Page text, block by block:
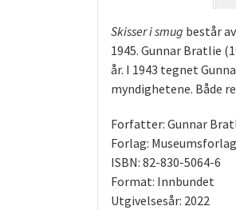
Skisser i smug består
1945. Gunnar Bratlie
år. I 1943 tegnet
myndighetene. Både
Forfatter: Gunnar
Forlag:
ISBN: 82-830-5064-6
Format: Innbundet
Utgivelsesår: 2022